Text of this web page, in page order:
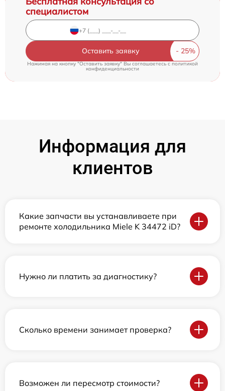
специалистом
Оставить заявку
Нажимая на кнопку "Оставить заявку" Вы соглашаетесь cполитикой
конфиденциальности
Информация для
клиентов
Какие запчасти вы устанавливаете при
ремонте холодильника Miele K 34472 iD?
Нужно ли платить за диагностику?
Сколько времени занимает проверка?
Возможен ли пересмотр стоимости?